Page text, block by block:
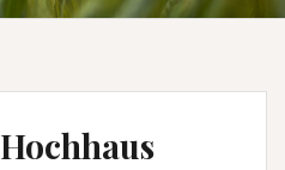
Hochhaus